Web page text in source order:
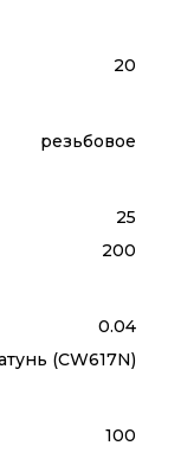
20
резьбовое
25
200
0.04
(CW617N)
100